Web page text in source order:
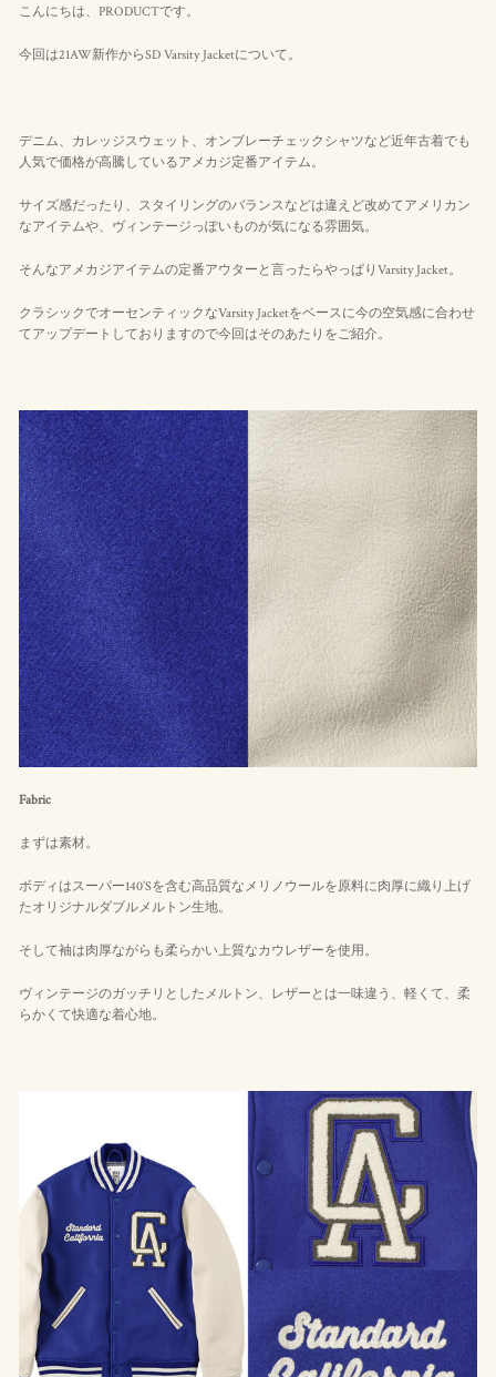
こんにちは、PRODUCTです。
今回は21AW新作からSD Varsity Jacketについて。
デニム、カレッジスウェット、オンブレーチェックシャツなど近年古着でも
人気で価格が高騰しているアメカジ定番アイテム。
サイズ感だったり、スタイリングのバランスなどは違えど改めてアメリカン
なアイテムや、ヴィンテージっぽいものが気になる雰囲気。
そんなアメカジアイテムの定番アウターと言ったらやっぱりVarsity Jacket。
クラシックでオーセンティックなVarsity Jacketをベースに今の空気感に合わせ
てアップデートしておりますので今回はそのあたりをご紹介。
Fabric
まずは素材。
ボディはスーパー140’Sを含む高品質なメリノウールを原料に肉厚に織り上げ
たオリジナルダブルメルトン生地。
そして袖は肉厚ながらも柔らかい上質なカウレザーを使用。
ヴィンテージのガッチリとしたメルトン、レザーとは一味違う、軽くて、柔
らかくて快適な着心地。